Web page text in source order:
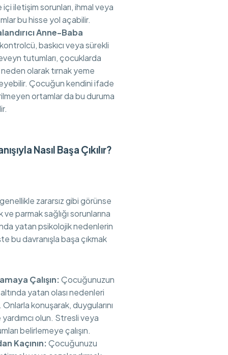
iletişim sorunları, ihmal veya
bu hisse yol açabilir.
Anne-Baba
kontrolcü, baskıcı veya sürekli
tutumları, çocuklarda
olarak tırnak yeme
Çocuğun kendini ifade
ortamlar da bu duruma
Nasıl Başa Çıkılır?
zararsız gibi görünse
parmak sağlığı sorunlarına
yatan psikolojik nedenlerin
bu davranışla başa çıkmak
Çalışın:Çocuğunuzun
yatan olası nedenleri
Onlarla konuşarak, duygularını
olun. Stresli veya
belirlemeye çalışın.
Kaçının:Çocuğunuzu